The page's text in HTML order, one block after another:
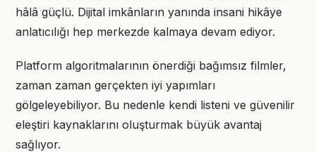
hâlâ güçlü. Dijital imkânların yanında insani hikâye
anlatıcılığı hep merkezde kalmaya devam ediyor.
Platform algoritmalarının önerdiği bağımsız filmler,
zaman zaman gerçekten iyi yapımları
gölgeleyebiliyor. Bu nedenle kendi listeni ve güvenilir
eleştiri kaynaklarını oluşturmak büyük avantaj
sağlıyor.